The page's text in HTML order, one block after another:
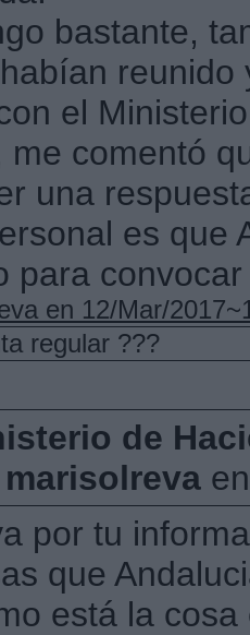
bastante,
el
me comentó
una
es que
para
en 12/Mar/
regular ???
de
marisolreva
por tu
que
está la